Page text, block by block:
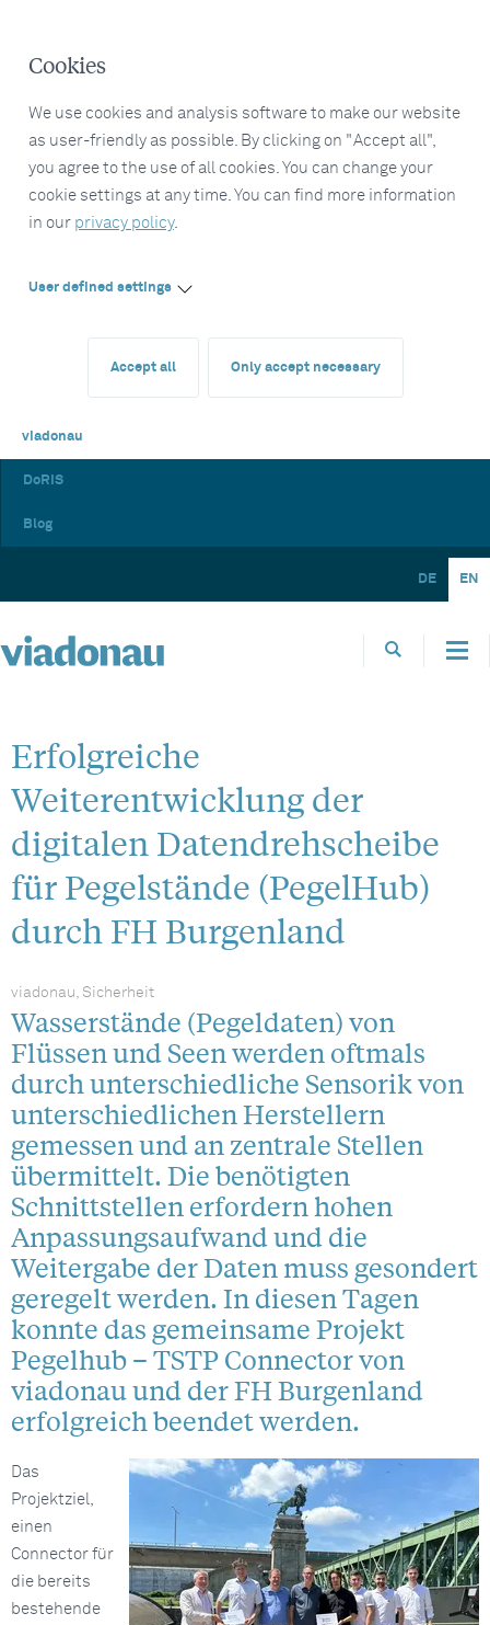
Cookies
We use cookies and analysis software to make our website
as user-friendly as possible. By clicking on "Accept all",
you agree to the use of all cookies. You can change your
cookie settings at any time. You can find more information
in our privacy policy.
User defined settings
Accept all Only accept necessary
viadonau
DoRIS
Blog
DE EN
Erfolgreiche
Weiterentwicklung der
digitalen Datendrehscheibe
für Pegelstände (PegelHub)
durch FH Burgenland
viadonau, Sicherheit
Wasserstände (Pegeldaten) von
Flüssen und Seen werden oftmals
durch unterschiedliche Sensorik von
unterschiedlichen Herstellern
gemessen und an zentrale Stellen
übermittelt. Die benötigten
Schnittstellen erfordern hohen
Anpassungsaufwand und die
Weitergabe der Daten muss gesondert
geregelt werden. In diesen Tagen
konnte das gemeinsame Projekt
Pegelhub – TSTP Connector von
viadonau und der FH Burgenland
erfolgreich beendet werden.
Das
Projektziel,
einen
Connector für
die bereits
bestehende